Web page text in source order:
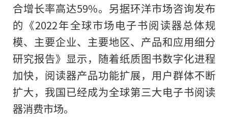
合增长率高达59%。另据环洋市场咨询发布
的《2022年全球市场电子书阅读器总体规
模、主要企业、主要地区、产品和应用细分
研究报告》显示，随着纸质图书数字化进程
加快，阅读器产品功能扩展，用户群体不断
扩大，我国已经成为全球第三大电子书阅读
器消费市场。